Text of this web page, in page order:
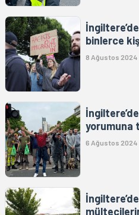
binlerce
8 Ağustos 2024
yorumuna
6 Ağustos 2024